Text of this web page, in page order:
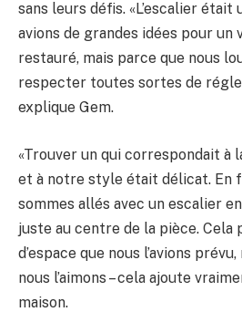
sans leurs défis. «L’escalier était
avions de grandes idées pour un
restauré, mais parce que nous
respecter toutes sortes de
explique Gem.
«Trouver un qui correspondait à
et à notre style était délicat. En
sommes allés avec un escalier
juste au centre de la pièce. Cela
d’espace que nous l’avions
nous l’aimons – cela ajoute
maison.